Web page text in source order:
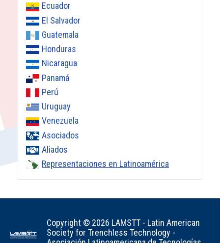
Ecuador
El Salvador
Guatemala
Honduras
Nicaragua
Panamá
Perú
Uruguay
Venezuela
Asociados
Aliados
Representaciones en Latinoamérica
Copyright © 2026 LAMSTT - Latin American
Society for Trenchless Technology -